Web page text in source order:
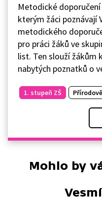
Metodické
kterým žáci poznávají
metodického
pro práci žáků ve
list. Ten slouží žákům
nabytých poznatků o
1. stupeň ZŠ
Mohlo by